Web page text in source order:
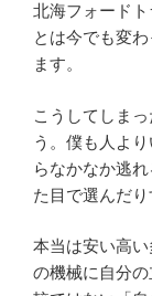
北海フォード
とは今でも変
ます。
こうしてしま
う。僕も人よ
らなかなか逃
た目で選んだり
本当は安い高
の機械に自分